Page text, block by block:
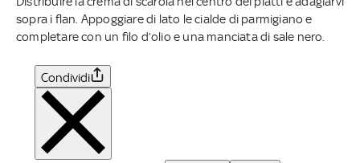
sopra i flan. Appoggiare di lato le cialde di parmigiano e
completare con un filo d’olio e una manciata di sale nero.
Condividi